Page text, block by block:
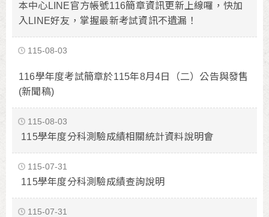
本中心LINE官方帳號116簡章資訊更新上線囉，快加
入LINE好友，掌握最新考試資訊不遺漏！
115-08-03
116學年度考試簡章於115年8月4日（二）公告與發售
(新聞稿)
115-08-03
115學年度分科測驗成績相關統計資料說明會
115-07-31
115學年度分科測驗成績查詢說明
115-07-31